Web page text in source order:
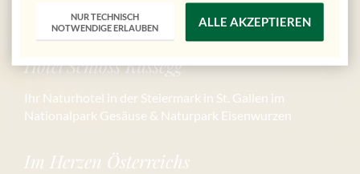
Hotel Schloss Kassegg
Ihr Naturhotel in der Steiermark in St. Gallen im
Nationalpark Gesäuse & Naturpark Eisenwurzen
Im Herzen Österreichs
NUR TECHNISCH
NOTWENDIGE ERLAUBEN
ALLE AKZEPTIEREN